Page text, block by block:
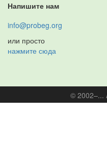
Напишите нам
info@probeg.org
или просто
нажмите сюда
©